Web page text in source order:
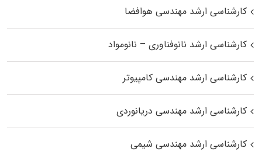
کارشناسی ارشد مهندسی هوافضا
کارشناسی ارشد نانوفناوری – نانومواد
کارشناسی ارشد مهندسی کامپیوتر
کارشناسی ارشد مهندسی دریانوردی
کارشناسی ارشد مهندسی شیمی